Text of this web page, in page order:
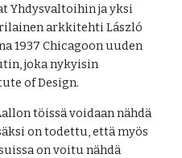
Yhdysvaltoihin ja yksi
arkkitehti László
1937 Chicagoon uuden
joka nykyisin
of Design.
töissä voidaan nähdä
on todettu, että myös
on voitu nähdä